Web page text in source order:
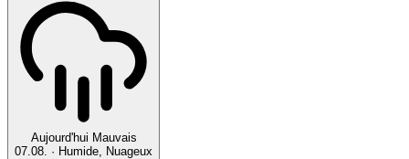
Aujourd'hui Mauvais
07.08. ·
Humide, Nuageux